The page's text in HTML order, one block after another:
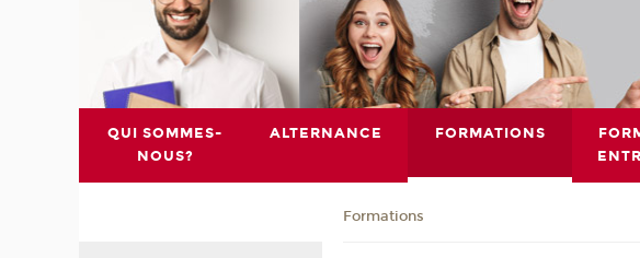
QUI SOMMES-
NOUS?
ALTERNANCE FORMATIONS
Formations